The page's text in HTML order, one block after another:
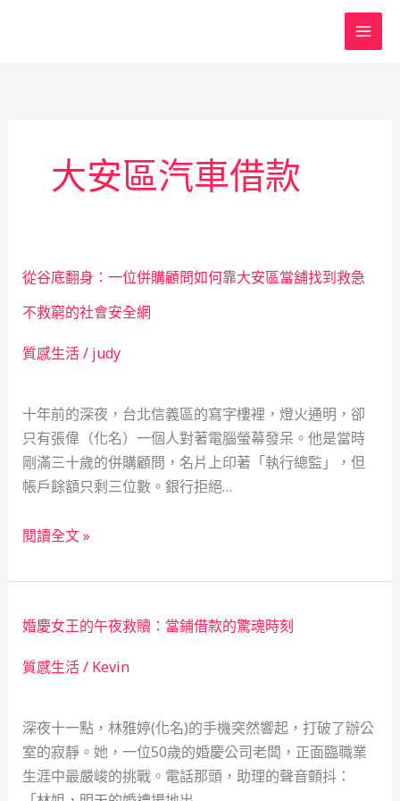
大安區汽車借款
從谷底翻身：一位併購顧問如何靠大安區當舖找到救急
不救窮的社會安全網
質感生活/ judy
十年前的深夜，台北信義區的寫字樓裡，燈火通明，卻
只有張偉（化名）一個人對著電腦螢幕發呆。他是當時
剛滿三十歲的併購顧問，名片上印著「執行總監」，但
帳戶餘額只剩三位數。銀行拒絕…
從
底
身：
一
位
購
顧
問
閱讀全文 »
婚慶女王的午夜救贖：當鋪借款的驚魂時刻
質感生活/ Kevin
深夜十一點，林雅婷(化名)的手機突然響起，打破了辦公
室的寂靜。她，一位50歲的婚慶公司老闆，正面臨職業
生涯中最嚴峻的挑戰。電話那頭，助理的聲音顫抖：